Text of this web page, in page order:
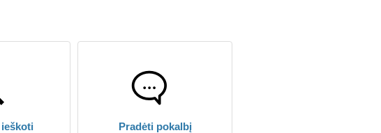
Pradėti pokalbį